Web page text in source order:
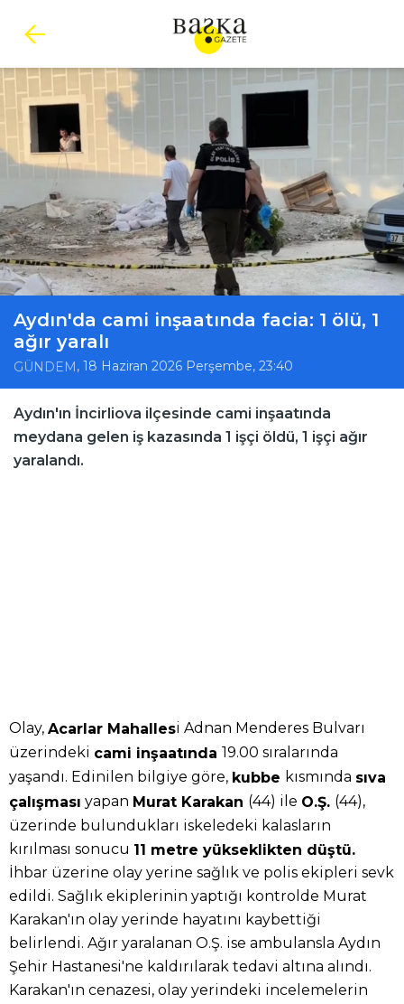
Aydın'da cami inşaatında facia: 1 ölü, 1
ağır yaralı
GÜNDEM , 18 Haziran 2026 Perşembe, 23:40
Aydın'ın İncirliova ilçesinde cami inşaatında
meydana gelen iş kazasında 1 işçi öldü, 1 işçi ağır
yaralandı.
Olay, Acarlar Mahallesi Adnan Menderes Bulvarı
üzerindeki cami inşaatında 19.00 sıralarında
yaşandı. Edinilen bilgiye göre, kubbe kısmında sıva
çalışması yapan Murat Karakan (44) ile O.Ş. (44),
üzerinde bulundukları iskeledeki kalasların
kırılması sonucu 11 metre yükseklikten düştü.
İhbar üzerine olay yerine sağlık ve polis ekipleri sevk
edildi. Sağlık ekiplerinin yaptığı kontrolde Murat
Karakan'ın olay yerinde hayatını kaybettiği
belirlendi. Ağır yaralanan O.Ş. ise ambulansla Aydın
Şehir Hastanesi'ne kaldırılarak tedavi altına alındı.
Karakan'ın cenazesi, olay yerindeki incelemelerin